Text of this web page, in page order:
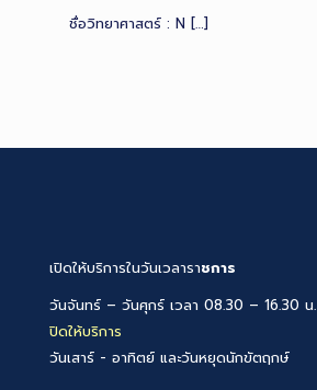
ชื่อวิทยาศาสตร์ : N […]
เปิดให้บริการในวันเวลาราชการ
วันจันทร์ – วันศุกร์ เวลา 08.30 – 16.30 น.
ปิดให้บริการ
วันเสาร์ - อาทิตย์ และวันหยุดนักขัตฤกษ์